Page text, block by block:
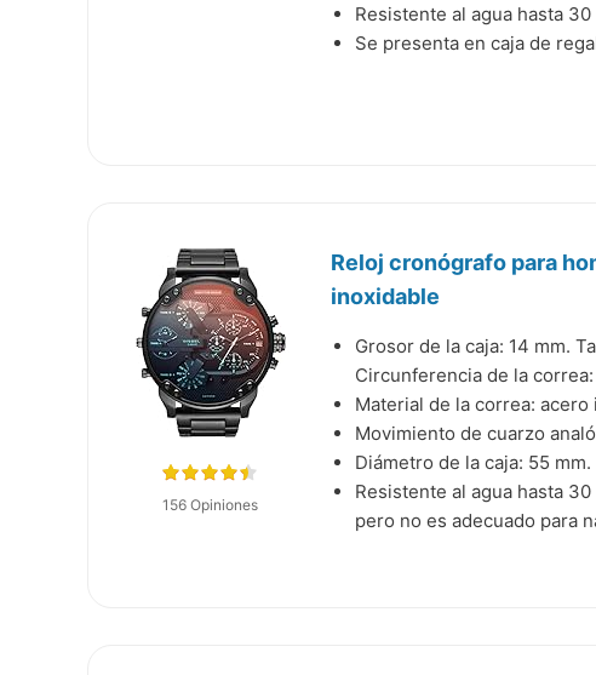
Resistente al agua hasta
Se presenta en caja de
156 Opiniones
Reloj cronógrafo para
inoxidable
Grosor de la caja: 14 mm.
Circunferencia de la
Material de la correa:
Movimiento de cuarzo
Diámetro de la caja: 55 mm.
Resistente al agua hasta
pero no es adecuado para